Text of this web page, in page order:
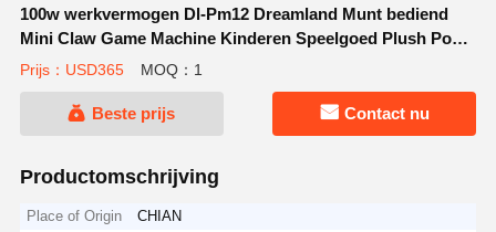
100w werkvermogen Dl-Pm12 Dreamland Munt bediend
Mini Claw Game Machine Kinderen Speelgoed Plush Pop
Machine Voor Entertainment
Prijs：USD365 MOQ：1
Beste prijs Contact nu
Productomschrijving
Place of Origin
CHIAN